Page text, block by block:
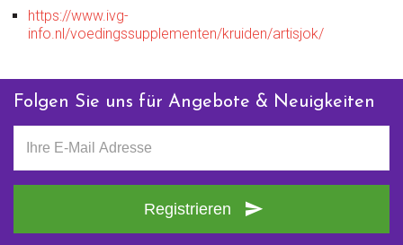
https://www.ivg-
info.nl/voedingssupplementen/kruiden/artisjok/
Folgen Sie uns für Angebote & Neuigkeiten
Registrieren